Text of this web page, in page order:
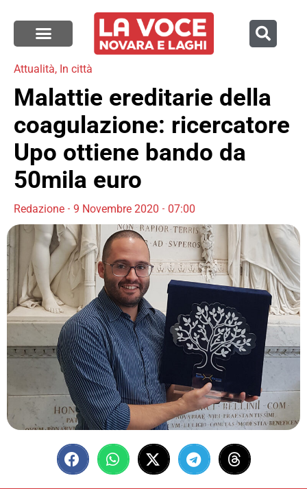
Attualità, In città
Malattie ereditarie della
coagulazione: ricercatore
Upo ottiene bando da
50mila euro
Redazione 9 Novembre 2020 07:00